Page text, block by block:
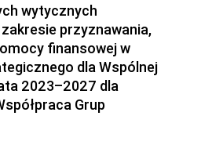
wytycznych
przyznawania,
finansowej w
dla Wspólnej
2023–2027 dla
Grup